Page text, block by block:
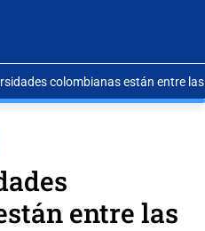
colombianas están entre
entre las